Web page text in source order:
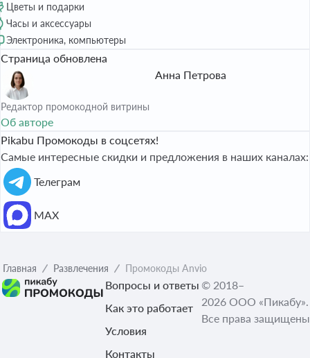
Цветы и подарки
Часы и аксессуары
Электроника, компьютеры
Страница обновлена
Анна Петрова
Редактор промокодной витрины
Об авторе
Pikabu Промокоды в соцсетях!
Самые интересные скидки и предложения в наших каналах:
Телеграм
МАХ
Главная Развлечения Промокоды Anvio
Вопросы и ответы
Как это работает
Условия
Контакты
© 2018–
2026 ООО «Пикабу».
Все права защищены